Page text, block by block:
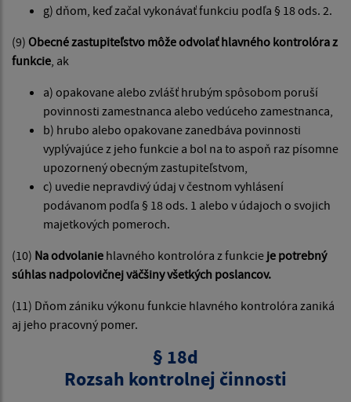
g) dňom, keď začal vykonávať funkciu podľa § 18 ods. 2.
(9) Obecné zastupiteľstvo môže odvolať hlavného kontrolóra z
funkcie , ak
a) opakovane alebo zvlášť hrubým spôsobom poruší
povinnosti zamestnanca alebo vedúceho zamestnanca,
b) hrubo alebo opakovane zanedbáva povinnosti
vyplývajúce z jeho funkcie a bol na to aspoň raz písomne
upozornený obecným zastupiteľstvom,
c) uvedie nepravdivý údaj v čestnom vyhlásení
podávanom podľa § 18 ods. 1 alebo v údajoch o svojich
majetkových pomeroch.
(10) Na odvolanie hlavného kontrolóra z funkcie je potrebný
súhlas nadpolovičnej väčšiny všetkých poslancov.
(11) Dňom zániku výkonu funkcie hlavného kontrolóra zaniká
aj jeho pracovný pomer.
§ 18d
Rozsah kontrolnej činnosti